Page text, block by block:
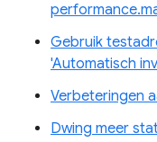
Gebruik
'Automatisch
Verbeteringen
Dwing meer